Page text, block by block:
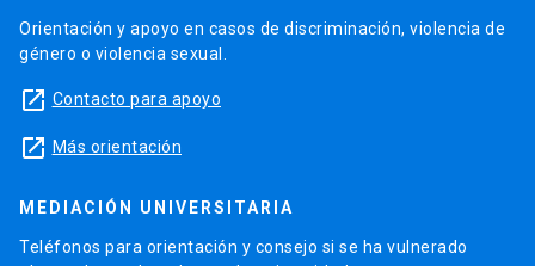
Orientación y apoyo en casos de discriminación, violencia de
género o violencia sexual.
launch Contacto para apoyo
launch Más orientación
MEDIACIÓN UNIVERSITARIA
Teléfonos para orientación y consejo si se ha vulnerado